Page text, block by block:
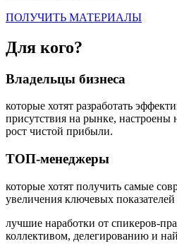
ПОЛУЧИТЬ МАТЕРИАЛЫ
Для кого?
Владельцы бизнеса
которые хотят разработать
присутствия на рынке, настроены
рост чистой прибыли.
ТОП-менеджеры
которые хотят получить самые
увеличения ключевых
лучшие наработки от спикеров-
коллективом, делегированию и